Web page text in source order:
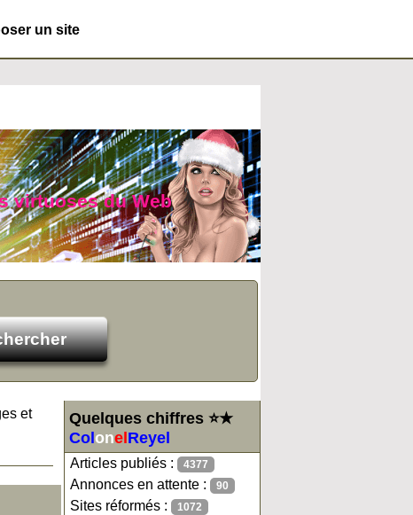
un site
virtuoses du Web
Quelques chiffres ⭐★
Col onel Reyel
Articles publiés : 4377
Annonces en attente : 90
Sites réformés : 1072
et